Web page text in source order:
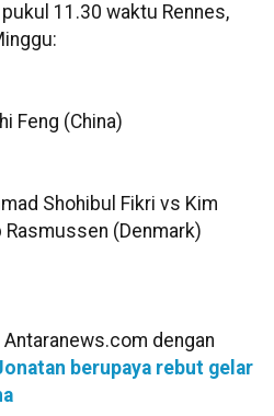
11.30 waktu Rennes,
Feng (China)
Shohibul Fikri vs Kim
(Denmark)
dengan
berupaya rebut gelar